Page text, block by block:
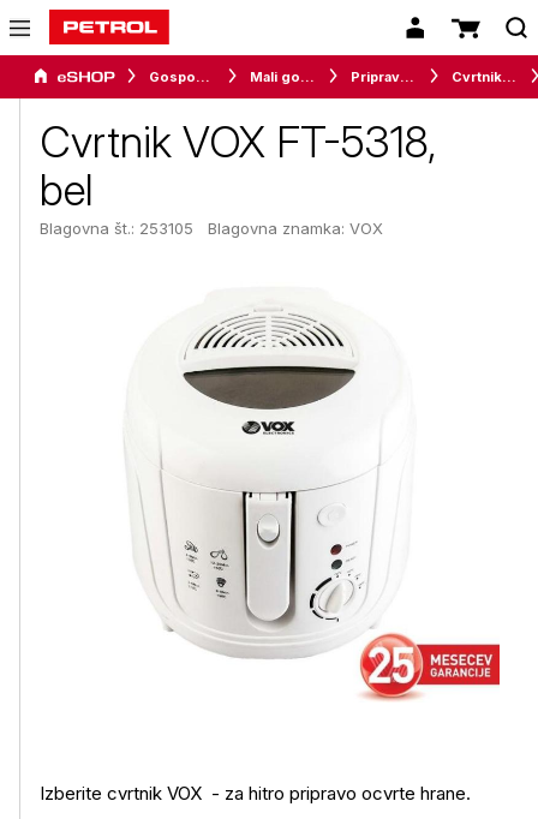
Gospodinjski aparati Mali gospodinjski aparati Priprava hrane Cvrtniki in friteze
Cvrtnik VOX FT-5318,
bel
Blagovna št.: 253105 Blagovna znamka: VOX
Izberite cvrtnik VOX - za hitro pripravo ocvrte hrane.